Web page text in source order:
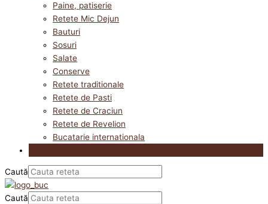
Paine, patiserie
Retete Mic Dejun
Bauturi
Sosuri
Salate
Conserve
Retete traditionale
Retete de Pasti
Retete de Craciun
Retete de Revelion
Bucatarie internationala
Caută
Caută